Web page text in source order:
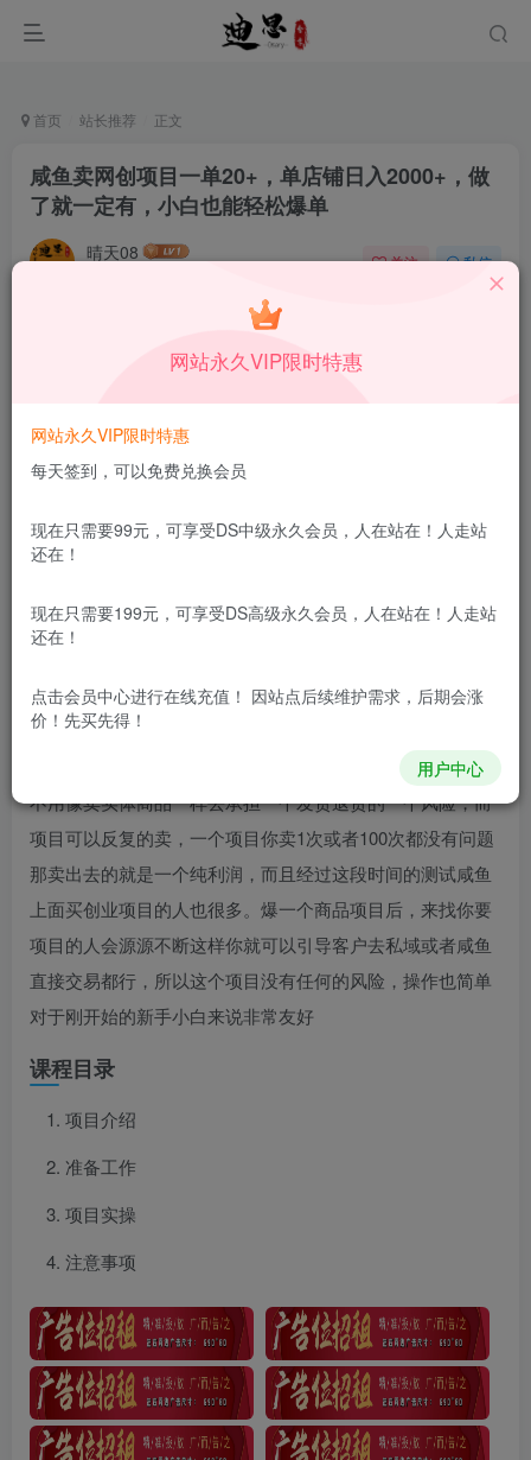
首页 站长推荐 正文
咸鱼卖网创项目一单20+，单店铺日入2000+，做
了就一定有，小白也能轻松爆单
晴天08 关注 私信
用途。如有侵权、不妥之处，请第一时间联系我们删除！
项目介绍
优质长期的项目，我们就通过在咸鱼卖虚拟产品也就是我们
的一个网创项目实现赚钱的一个目的，那么网创项目已经放
在项目资料里面了，而我们在咸鱼卖项目可以说是0风险的，
不用像卖实体商品一样去承担一个发货退货的一个风险，而
项目可以反复的卖，一个项目你卖1次或者100次都没有问题
那卖出去的就是一个纯利润，而且经过这段时间的测试咸鱼
上面买创业项目的人也很多。爆一个商品项目后，来找你要
项目的人会源源不断这样你就可以引导客户去私域或者咸鱼
直接交易都行，所以这个项目没有任何的风险，操作也简单
对于刚开始的新手小白来说非常友好
课程目录
项目介绍
准备工作
项目实操
注意事项
网站永久VIP限时特惠
网站永久VIP限时特惠
每天签到，可以免费兑换会员
现在只需要99元，可享受DS中级永久会员，人在站在！人走站
还在！
现在只需要199元，可享受DS高级永久会员，人在站在！人走站
还在！
点击会员中心进行在线充值！ 因站点后续维护需求，后期会涨
价！先买先得！
用户中心